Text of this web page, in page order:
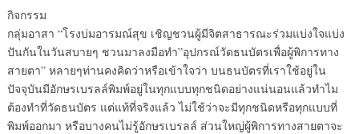
กิจกรรม
กลุ่มอาสา “โรงบ่มอารมณ์สุข เชิญชวนผู้มีจิตสาธารณะร่วมแบ่งใจแบ่ง
ปันกันในวันสบายๆ ชวนมาลงมือทำ”อุปกรณ์วัดธนบัตรเพื่อผู้พิการทาง
สายตา” หลายๆท่านคงคิดว่าหรือเข้าใจว่า บนธนบัตรที่เราใช้อยู่ใน
ปัจจุบันมีอักษรเบรลล์พิมพ์อยู่ในทุกแบบทุกชนิดอย่างแน่นอนแล้วทำไม
ต้องทำที่วัดธนบัตร แต่แท้ที่จริงแล้ว ไม่ใช้ว่าจะมีทุกชนิดหรือทุกแบบที่
พิมพ์ออกมา หรือบางคนไม่รู้อักษรเบรลล์ ส่วนใหญ่ผู้พิการทางสายตาจะ